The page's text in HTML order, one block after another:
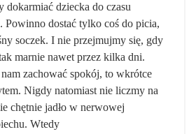
dokarmiać dziecka do czasu
Powinno dostać tylko coś do picia,
soczek. I nie przejmujmy się, gdy
marnie nawet przez kilka dni.
zachować spokój, to wkrótce
Nigdy natomiast nie liczmy na
chętnie jadło w nerwowej
Wtedy